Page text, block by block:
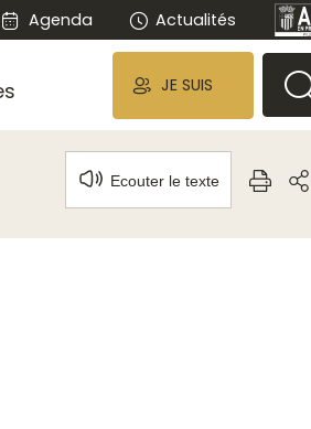
Agenda Actualités
JE SUIS
Ecouter le texte